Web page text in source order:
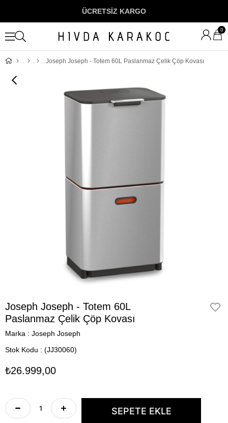
ÜCRETSİZ KARGO
0
Joseph Joseph - Totem 60L Paslanmaz Çelik Çöp Kovası
Joseph Joseph - Totem 60L
Paslanmaz Çelik Çöp Kovası
Marka : Joseph Joseph
Stok Kodu
(JJ30060)
₺26.999,00